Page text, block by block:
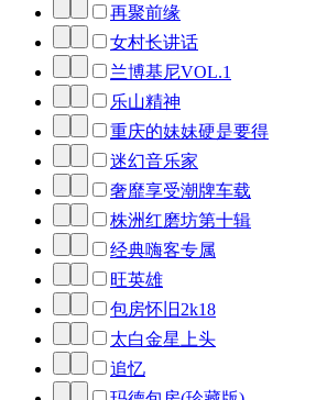
再聚前缘
女村长讲话
兰博基尼VOL.1
乐山精神
重庆的妹妹硬是要得
迷幻音乐家
奢靡享受潮牌车载
株洲红磨坊第十辑
经典嗨客专属
旺英雄
包房怀旧2k18
太白金星上头
追忆